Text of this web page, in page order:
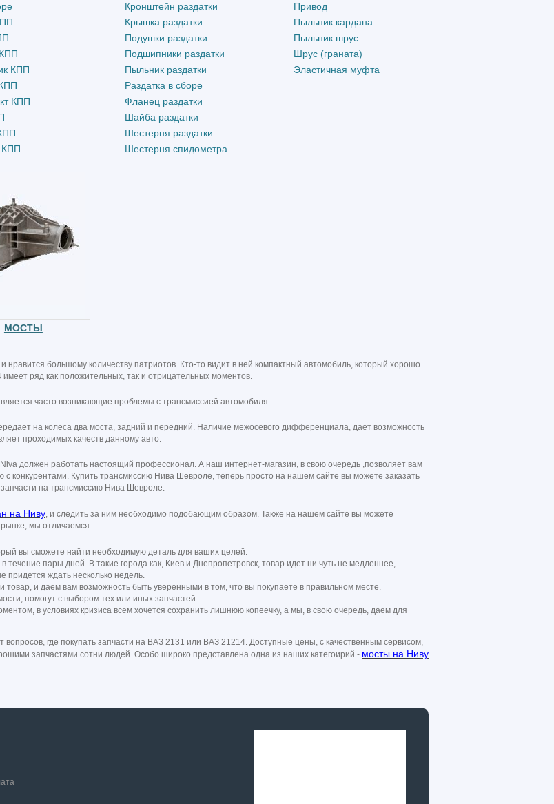
КПП
КПП
КПП
Кронштейн раздатки
Крышка раздатки
Подушки раздатки
Подшипники раздатки
Пыльник раздатки
Раздатка в сборе
Фланец раздатки
Шайба раздатки
Шестерня раздатки
Шестерня спидометра
Привод
Пыльник кардана
Пыльник шрус
Шрус (граната)
Эластичная муфта
МОСТЫ
большому количеству патриотов. Кто-то видит в ней компактный автомобиль, который хорошо
ряд как положительных, так и отрицательных моментов.
часто возникающие проблемы с трансмиссией автомобиля.
на колеса два моста, задний и передний. Наличие межосевого дифференциала, дает возможность
проходимых качеств данному авто.
должен работать настоящий профессионал. А наш интернет-магазин, в свою очередь ,позволяет вам
конкурентами. Купить трансмиссию Нива Шевроле, теперь просто на нашем сайте вы можете заказать
на трансмиссию Нива Шевроле.
на Ниву, и следить за ним необходимо подобающим образом. Также на нашем сайте вы можете
рынке, мы отличаемся:
вы сможете найти необходимую деталь для ваших целей.
течение пары дней. В такие города как, Киев и Днепропетровск, товар идет ни чуть не медленнее,
придется ждать несколько недель.
и даем вам возможность быть уверенными в том, что вы покупаете в правильном месте.
помогут с выбором тех или иных запчастей.
в условиях кризиса всем хочется сохранить лишнюю копеечку, а мы, в свою очередь, даем для
где покупать запчасти на ВАЗ 2131 или ВАЗ 21214. Доступные цены, с качественным сервисом,
запчастями сотни людей. Особо широко представлена одна из наших категоирий - мосты на Ниву